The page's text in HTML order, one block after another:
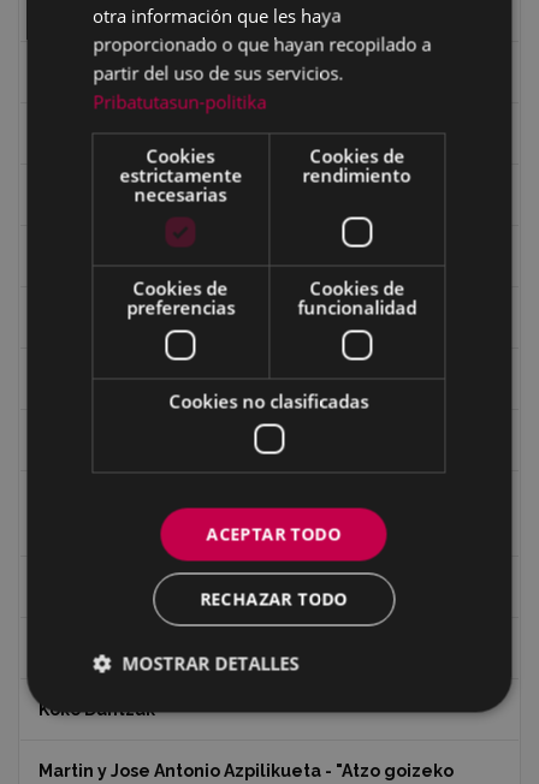
Eibartarren ahotan
Ermitas
Fondo Bolumburu
Fondo Carlos Narbaiza
Iglesia de Azitain
Indalecio Ojanguren Diputación de Gipuzkoa
Koko Dantzak
Martin y Jose Antonio Azpilikueta - "Atzo goizeko
otra información que les haya
proporcionado o que hayan recopilado a
partir del uso de sus servicios.
Pribatutasun-politika
Cookies
estrictamente
necesarias
Cookies de
rendimiento
Cookies de
preferencias
Cookies de
funcionalidad
Cookies no clasificadas
ACEPTAR TODO
RECHAZAR TODO
MOSTRAR DETALLES